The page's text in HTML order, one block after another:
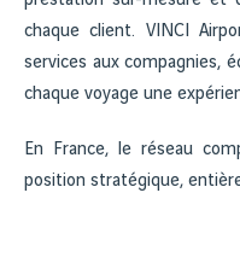
chaque client. VINCI
services aux compagnies,
chaque voyage une
En France, le réseau
position stratégique,